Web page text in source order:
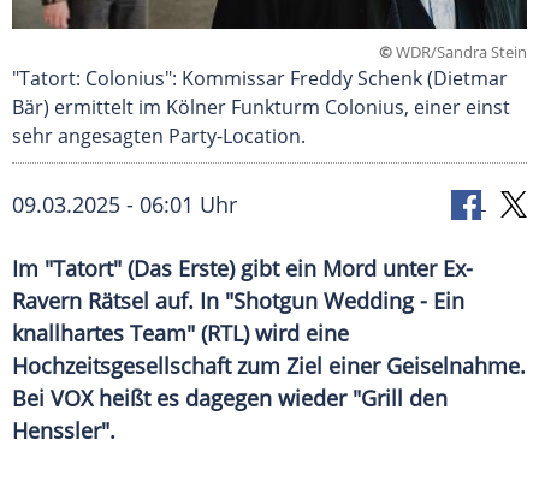
©WDR/Sandra Stein
"Tatort: Colonius": Kommissar Freddy Schenk (Dietmar
Bär) ermittelt im Kölner Funkturm Colonius, einer einst
sehr angesagten Party-Location.
09.03.2025 - 06:01 Uhr
Im "Tatort" (Das Erste) gibt ein Mord unter Ex-
Ravern Rätsel auf. In "Shotgun Wedding - Ein
knallhartes Team" (RTL) wird eine
Hochzeitsgesellschaft zum Ziel einer Geiselnahme.
Bei VOX heißt es dagegen wieder "Grill den
Henssler".